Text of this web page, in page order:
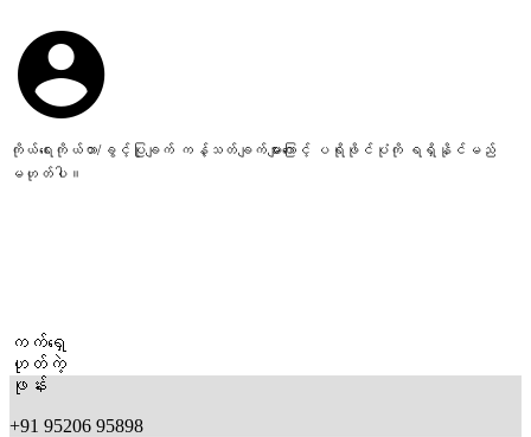
ကိုယ်ရေးကိုယ်တာ/ခွင့်ပြုချက် ကန့်သတ်ချက်များကြောင့် ပရိုဖိုင်ပုံကို ရရှိနိုင်မည်
မဟုတ်ပါ။
ကက်ရှေ
ဟုတ်ကဲ့
ဖုန်း
+91 95206 95898